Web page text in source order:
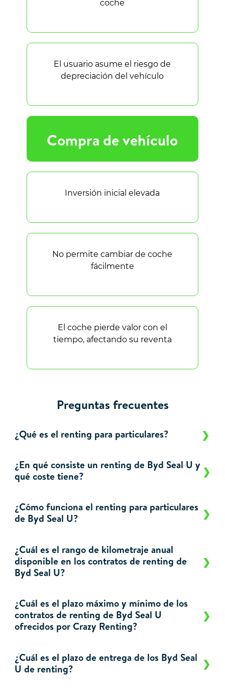
Compra de vehículo
Inversión inicial elevada
coche
No permite cambiar de coche
fácilmente
El usuario asume el riesgo de
depreciación del vehículo
El coche pierde valor con el
tiempo, afectando su reventa
Preguntas frecuentes
¿Qué es el renting para particulares?
¿En qué consiste un renting de Byd Seal U y
qué coste tiene?
¿Cómo funciona el renting para particulares
de Byd Seal U?
¿Cuál es el rango de kilometraje anual
disponible en los contratos de renting de
Byd Seal U?
¿Cuál es el plazo máximo y mínimo de los
contratos de renting de Byd Seal U
ofrecidos por Crazy Renting?
¿Cuál es el plazo de entrega de los Byd Seal
U de renting?